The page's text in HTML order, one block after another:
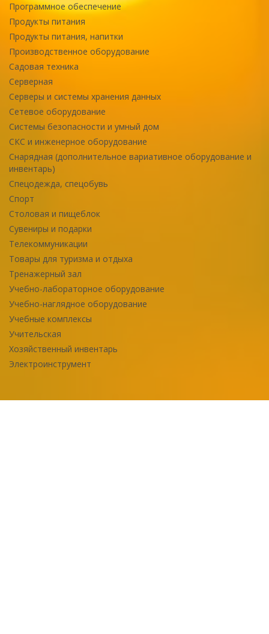
Программное обеспечение
Продукты питания
Продукты питания, напитки
Производственное оборудование
Садовая техника
Серверная
Серверы и системы хранения данных
Сетевое оборудование
Системы безопасности и умный дом
СКС и инженерное оборудование
Снарядная (дополнительное вариативное оборудование и
инвентарь)
Спецодежда, спецобувь
Спорт
Столовая и пищеблок
Сувениры и подарки
Телекоммуникации
Товары для туризма и отдыха
Тренажерный зал
Учебно-лабораторное оборудование
Учебно-наглядное оборудование
Учебные комплексы
Учительская
Хозяйственный инвентарь
Электроинструмент